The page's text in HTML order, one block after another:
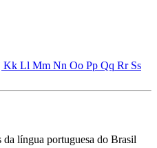
Kk Ll Mm Nn Oo Pp Qq Rr Ss
da língua portuguesa do Brasil